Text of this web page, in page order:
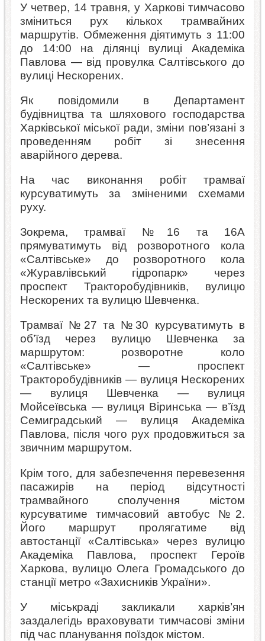
У четвер, 14 травня, у Харкові тимчасово
зміниться рух кількох трамвайних
маршрутів. Обмеження діятимуть з 11:00
до 14:00 на ділянці вулиці Академіка
Павлова — від провулка Салтівського до
вулиці Нескорених.
Як повідомили в Департамент
будівництва та шляхового господарства
Харківської міської ради, зміни пов’язані з
проведенням робіт зі знесення
аварійного дерева.
На час виконання робіт трамваї
курсуватимуть за зміненими схемами
руху.
Зокрема, трамваї №16 та 16А
прямуватимуть від розворотного кола
«Салтівське» до розворотного кола
«Журавлівський гідропарк» через
проспект Тракторобудівників, вулицю
Нескорених та вулицю Шевченка.
Трамваї №27 та №30 курсуватимуть в
об’їзд через вулицю Шевченка за
маршрутом: розворотне коло
«Салтівське» — проспект
Тракторобудівників — вулиця Нескорених
— вулиця Шевченка — вулиця
Мойсеївська — вулиця Віринська — в’їзд
Семиградський — вулиця Академіка
Павлова, після чого рух продовжиться за
звичним маршрутом.
Крім того, для забезпечення перевезення
пасажирів на період відсутності
трамвайного сполучення містом
курсуватиме тимчасовий автобус №2.
Його маршрут пролягатиме від
автостанції «Салтівська» через вулицю
Академіка Павлова, проспект Героїв
Харкова, вулицю Олега Громадського до
станції метро «Захисників України».
У міськраді закликали харків’ян
заздалегідь враховувати тимчасові зміни
під час планування поїздок містом.